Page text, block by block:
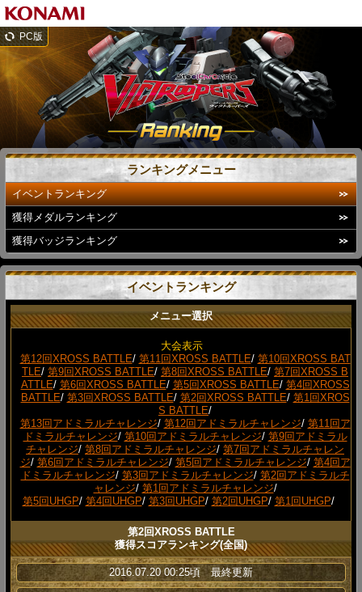
PC版
ランキングメニュー
イベントランキング
獲得メダルランキング
獲得バッジランキング
イベントランキング
メニュー選択
大会表示
第12回XROSS BATTLE/ 第11回XROSS BATTLE/ 第10回XROSS BAT
TLE/ 第9回XROSS BATTLE/ 第8回XROSS BATTLE/ 第7回XROSS B
ATTLE/ 第6回XROSS BATTLE/ 第5回XROSS BATTLE/ 第4回XROSS
BATTLE/ 第3回XROSS BATTLE/ 第2回XROSS BATTLE/ 第1回XROS
S BATTLE/
第13回アドミラルチャレンジ/ 第12回アドミラルチャレンジ/ 第11回ア
ドミラルチャレンジ/ 第10回アドミラルチャレンジ/ 第9回アドミラル
チャレンジ/ 第8回アドミラルチャレンジ/ 第7回アドミラルチャレン
ジ/ 第6回アドミラルチャレンジ/ 第5回アドミラルチャレンジ/ 第4回ア
ドミラルチャレンジ/ 第3回アドミラルチャレンジ/ 第2回アドミラルチ
ャレンジ/ 第1回アドミラルチャレンジ/
第5回UHGP/ 第4回UHGP/ 第3回UHGP/ 第2回UHGP/ 第1回UHGP/
第2回XROSS BATTLE
獲得スコアランキング(全国)
2016.07.20 00:25頃 最終更新